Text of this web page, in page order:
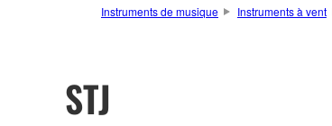
Instruments de musique Instruments à vent
STJ